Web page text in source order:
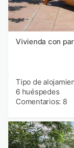
Vivienda con
Tipo de
6 huéspedes
Comentarios: 8